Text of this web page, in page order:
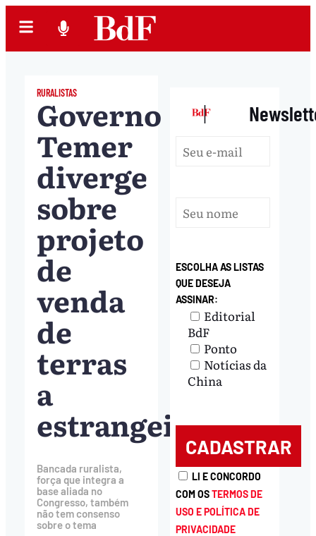
RURALISTAS
Governo
Temer
diverge
sobre
projeto
de
venda
de
terras
a
estrangeiros
Bancada ruralista,
força que integra a
base aliada no
Congresso, também
não tem consenso
sobre o tema
|
ESCOLHA AS LISTAS
QUE DESEJA
ASSINAR:
Editorial
BdF
Ponto
Notícias da
China
LI E CONCORDO
COM OSTERMOS DE
USO E POLÍTICA DE
PRIVACIDADE